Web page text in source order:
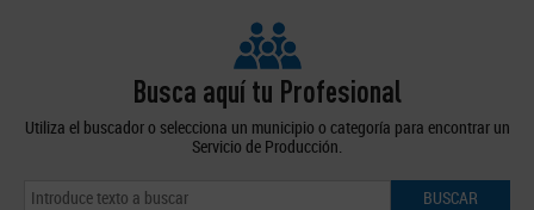
Busca aquí tu Profesional
Utiliza el buscador o selecciona un municipio o categoría para encontrar un
Servicio de Producción.
BUSCAR